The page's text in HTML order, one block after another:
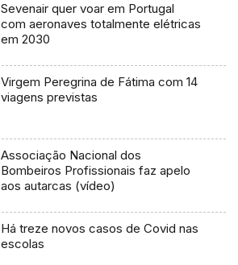
Sevenair quer voar em Portugal
com aeronaves totalmente elétricas
em 2030
Virgem Peregrina de Fátima com 14
viagens previstas
Associação Nacional dos
Bombeiros Profissionais faz apelo
aos autarcas (vídeo)
Há treze novos casos de Covid nas
escolas